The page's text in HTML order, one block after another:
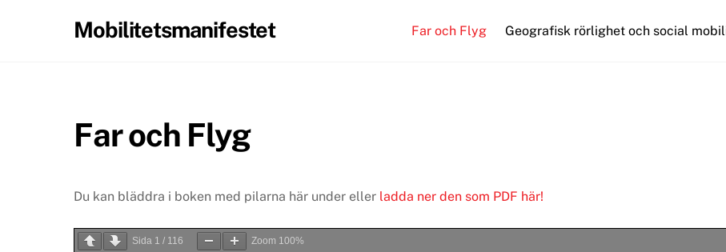
Mobilitetsmanifestet Far och Flyg Geografisk rörlighet och social
Far och Flyg
Du kan bläddra i boken med pilarna här under eller ladda ner den som PDF här!
Sida 1 / 116 Zoom 100%